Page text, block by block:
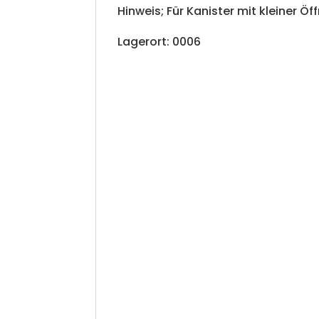
Hinweis; Für Kanister mit kleiner
Lagerort: 0006